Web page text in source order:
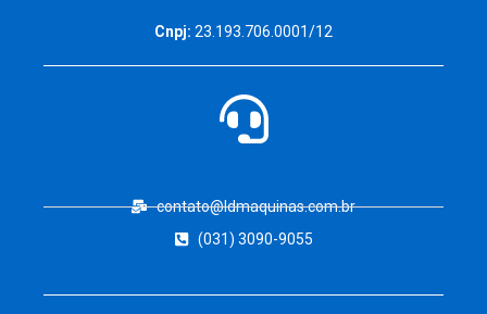
Cnpj: 23.193.706.0001/12
contato@ldmaquinas.com.br
(031) 3090-9055